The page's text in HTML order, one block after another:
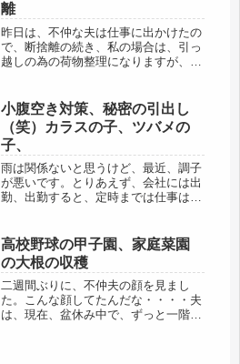
離
昨日は、不仲な夫は仕事に出かけたの
で、断捨離の続き、私の場合は、引っ
越しの為の荷物整理になりますが、ま
いのに・・・・昨日は、疲れて、倒れ
込むように、寝落ちしていました。こ
れか...
小腹空き対策、秘密の引出し
（笑）カラスの子、ツバメの
子、
雨は関係ないと思うけど、最近、調子
が悪いです。とりあえず、会社には出
勤、出勤すると、定時までは仕事はで
も、ソバだけで、終わり。痩せそうな
ものだけど・・・ちっとも痩せない
（笑）...
高校野球の甲子園、家庭菜園
の大根の収穫
二週間ぶりに、不仲夫の顔を見まし
た。こんな顔してたんだな・・・・夫
は、現在、盆休み中で、ずっと一階自